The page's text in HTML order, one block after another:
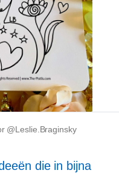
@Leslie.Braginsky
die in bijna